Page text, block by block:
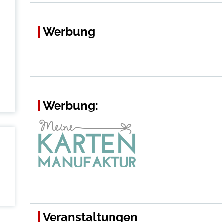
Werbung
Werbung:
Veranstaltungen